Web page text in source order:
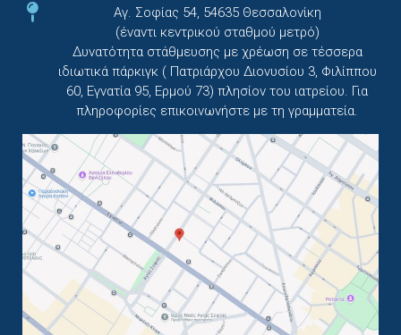
Αγ. Σοφίας 54, 54635 Θεσσαλονίκη
(έναντι κεντρικού σταθμού μετρό)
Δυνατότητα στάθμευσης με χρέωση σε τέσσερα
ιδιωτικά πάρκιγκ ( Πατριάρχου Διονυσίου 3, Φιλίππου
60, Εγνατία 95, Ερμού 73) πλησίον του ιατρείου. Για
πληροφορίες επικοινωνήστε με τη γραμματεία.